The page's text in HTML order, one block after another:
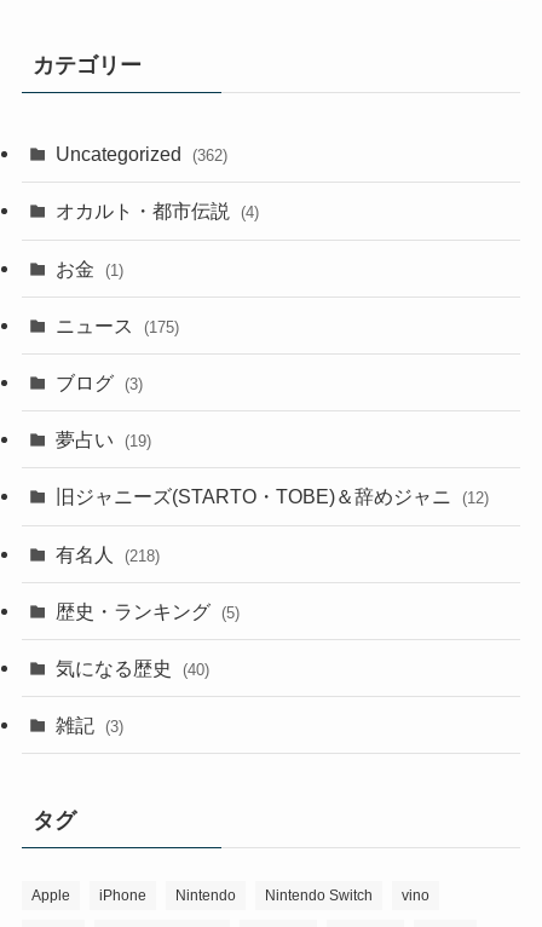
カテゴリー
Uncategorized (362)
オカルト・都市伝説 (4)
お金 (1)
ニュース (175)
ブログ (3)
夢占い (19)
旧ジャニーズ(STARTO・TOBE)＆辞めジャニ (12)
有名人 (218)
歴史・ランキング (5)
気になる歴史 (40)
雑記 (3)
タグ
Apple iPhone Nintendo Nintendo Switch vino